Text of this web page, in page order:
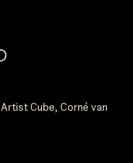
Cube, Corné van